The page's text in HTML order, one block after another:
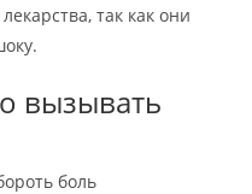
так как они
вызывать
боль